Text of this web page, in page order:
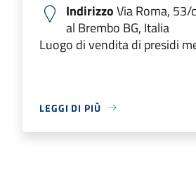
IndirizzoVia Roma,
al Brembo BG, Italia
Luogo di vendita di presidi
LEGGI DI PIÙ